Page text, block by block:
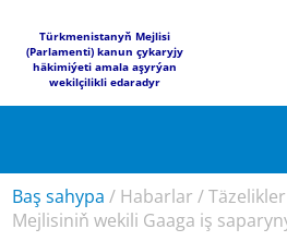
Türkmenistanyň Mejlisi
(Parlamenti) kanun çykaryjy
häkimiýeti amala aşyrýan
wekilçilikli edaradyr
Baş sahypa / Habarlar /Täzelikler
Mejlisiniň wekili Gaaga iş